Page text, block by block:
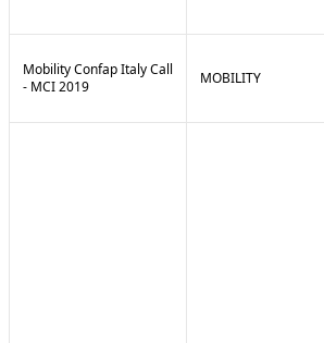
Mobility Confap Italy Call
- MCI 2019
MOBILITY